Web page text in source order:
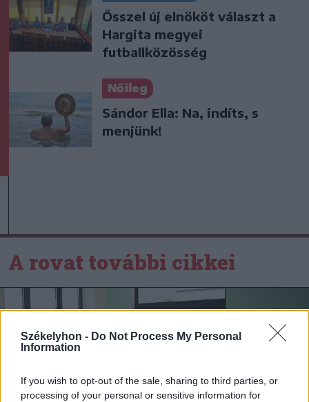
Székelyhon - Do Not Process My Personal
Information
If you wish to opt-out of the sale, sharing to third parties, or
processing of your personal or sensitive information for
Ősszel új elnököt választ a
Hargita megyei
futballközösség
Nőileg
Sándor Ella: Na, indíts, s
menjünk!
A rovat további cikkei